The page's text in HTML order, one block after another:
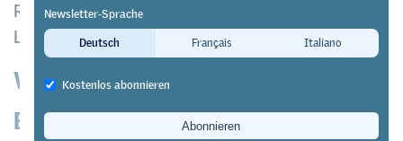
Resilienzförderprogramm für FaGe- und MPA-
Lernende im Universitätsspital Zürich (USZ)
Wie Jugendliche mit emotionalen
Belastungen umzugehen lernen
Newsletter-Sprache
Deutsch
Français Italiano
Kostenlos abonnieren